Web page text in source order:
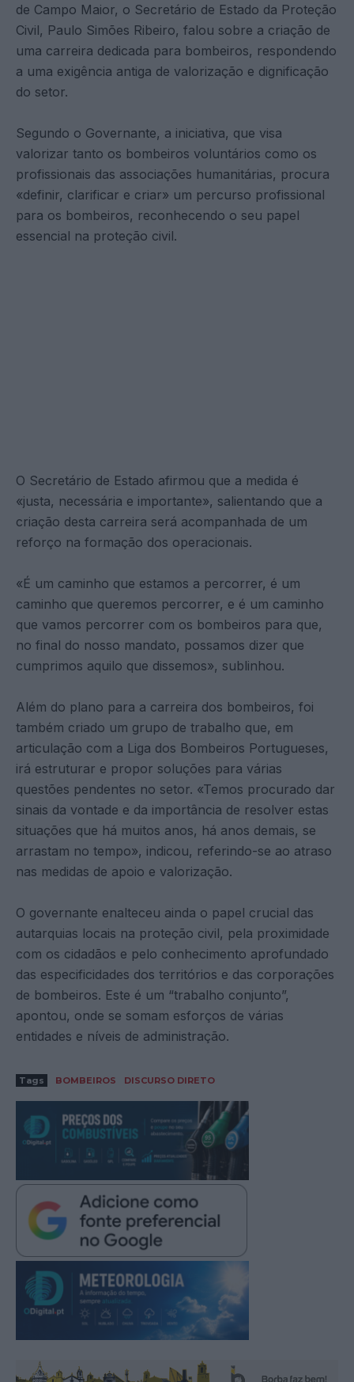
de Campo Maior, o Secretário de Estado da Proteção
Civil, Paulo Simões Ribeiro, falou sobre a criação de
uma carreira dedicada para bombeiros, respondendo
a uma exigência antiga de valorização e dignificação
do setor.
Segundo o Governante, a iniciativa, que visa
valorizar tanto os bombeiros voluntários como os
profissionais das associações humanitárias, procura
«definir, clarificar e criar» um percurso profissional
para os bombeiros, reconhecendo o seu papel
essencial na proteção civil.
O Secretário de Estado afirmou que a medida é
«justa, necessária e importante», salientando que a
criação desta carreira será acompanhada de um
reforço na formação dos operacionais.
«É um caminho que estamos a percorrer, é um
caminho que queremos percorrer, e é um caminho
que vamos percorrer com os bombeiros para que,
no final do nosso mandato, possamos dizer que
cumprimos aquilo que dissemos», sublinhou.
Além do plano para a carreira dos bombeiros, foi
também criado um grupo de trabalho que, em
articulação com a Liga dos Bombeiros Portugueses,
irá estruturar e propor soluções para várias
questões pendentes no setor. «Temos procurado dar
sinais da vontade e da importância de resolver estas
situações que há muitos anos, há anos demais, se
arrastam no tempo», indicou, referindo-se ao atraso
nas medidas de apoio e valorização.
O governante enalteceu ainda o papel crucial das
autarquias locais na proteção civil, pela proximidade
com os cidadãos e pelo conhecimento aprofundado
das especificidades dos territórios e das corporações
de bombeiros. Este é um “trabalho conjunto”,
apontou, onde se somam esforços de várias
entidades e níveis de administração.
Tags BOMBEIROS DISCURSO DIRETO